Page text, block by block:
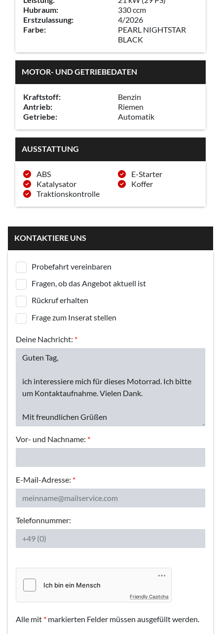
Hubraum:
330 ccm
Erstzulassung:
4/2026
Farbe:
PEARL NIGHTSTAR
BLACK
MOTOR- UND GETRIEBEDATEN
Kraftstoff:
Benzin
Antrieb:
Riemen
Getriebe:
Automatik
AUSSTATTUNG
ABS
E-Starter
Katalysator
Koffer
Traktionskontrolle
KONTAKTIERE UNS
Probefahrt vereinbaren
Fragen, ob das Angebot aktuell ist
Rückruf erhalten
Frage zum Inserat stellen
Deine Nachricht: *
Vor- und Nachname: *
E-Mail-Adresse: *
Telefonnummer:
Friendly Captcha
Alle mit * markierten Felder müssen ausgefüllt werden.